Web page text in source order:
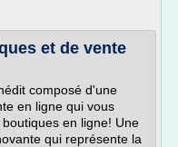
et de vente
composé d'une
en ligne qui vous
en ligne! Une
qui représente la